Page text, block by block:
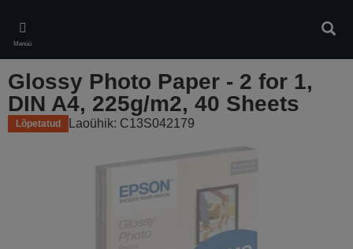
main
content
Menüü
Glossy Photo Paper - 2 for 1,
DIN A4, 225g/m2, 40 Sheets
Lõpetatud Laoühik: C13S042179